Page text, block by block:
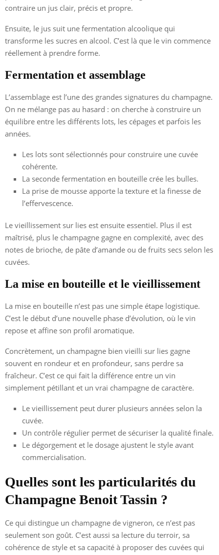
contraire un jus clair, précis et propre.
Ensuite, le jus suit une fermentation alcoolique qui
transforme les sucres en alcool. C’est là que le vin commence
réellement à prendre forme.
Fermentation et assemblage
L’assemblage est l’une des grandes signatures du champagne.
On ne mélange pas au hasard : on cherche à construire un
équilibre entre les différents lots, les cépages et parfois les
années.
Les lots sont sélectionnés pour construire une cuvée
cohérente.
La seconde fermentation en bouteille crée les bulles.
La prise de mousse apporte la texture et la finesse de
l’effervescence.
Le vieillissement sur lies est ensuite essentiel. Plus il est
maîtrisé, plus le champagne gagne en complexité, avec des
notes de brioche, de pâte d’amande ou de fruits secs selon les
cuvées.
La mise en bouteille et le vieillissement
La mise en bouteille n’est pas une simple étape logistique.
C’est le début d’une nouvelle phase d’évolution, où le vin
repose et affine son profil aromatique.
Concrètement, un champagne bien vieilli sur lies gagne
souvent en rondeur et en profondeur, sans perdre sa
fraîcheur. C’est ce qui fait la différence entre un vin
simplement pétillant et un vrai champagne de caractère.
Le vieillissement peut durer plusieurs années selon la
cuvée.
Un contrôle régulier permet de sécuriser la qualité finale.
Le dégorgement et le dosage ajustent le style avant
commercialisation.
Quelles sont les particularités du
Champagne Benoit Tassin ?
Ce qui distingue un champagne de vigneron, ce n’est pas
seulement son goût. C’est aussi sa lecture du terroir, sa
cohérence de style et sa capacité à proposer des cuvées qui